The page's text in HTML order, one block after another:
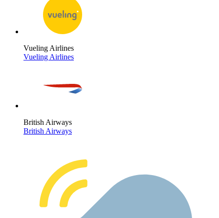
Vueling Airlines
Vueling Airlines
British Airways
British Airways